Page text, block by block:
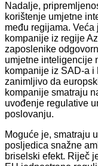
Nadalje,
korištenje umjetne
među regijama.
kompanije iz regije
zaposlenike
umjetne inteligencije
kompanije iz SAD-a i
zanimljivo da
kompanije smatraju
uvođenje regulative
poslovanju.
Moguće je, smatraju
posljedica snažne
briselski efekt. Riječ